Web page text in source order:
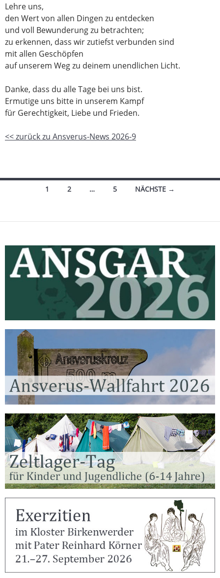
Lehre uns,
den Wert von allen Dingen zu entdecken
und voll Bewunderung zu betrachten;
zu erkennen, dass wir zutiefst verbunden sind
mit allen Geschöpfen
auf unserem Weg zu deinem unendlichen Licht.
Danke, dass du alle Tage bei uns bist.
Ermutige uns bitte in unserem Kampf
für Gerechtigkeit, Liebe und Frieden.
<< zurück zu Ansverus-News 2026-9
Beitragsnavigation
1 2 … 5 NÄCHSTE →